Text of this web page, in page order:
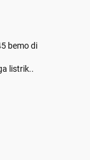
bemo di
listrik..